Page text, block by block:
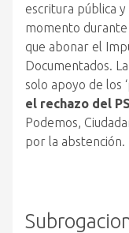
escritura pública
momento
que abonar el
Documentados.
solo apoyo de los
el rechazo del
Podemos,
por la abstención.